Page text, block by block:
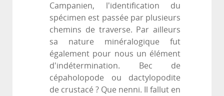
Campanien, l'identification du
spécimen est passée par plusieurs
chemins de traverse. Par ailleurs
sa nature minéralogique fut
également pour nous un élément
d'indétermination. Bec de
cépaholopode ou dactylopodite
de crustacé ? Que nenni. Il fallut en